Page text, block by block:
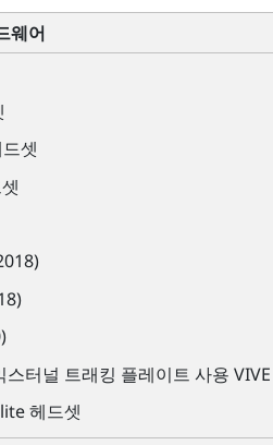
웨어
셋
스터널 트래킹 플레이트 사용 VIVE
헤드셋